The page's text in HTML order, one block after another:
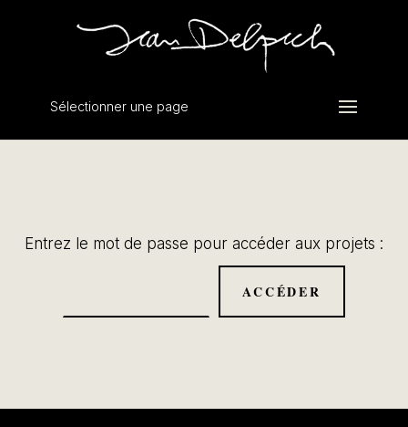
Sélectionner une page
Entrez le mot de passe pour accéder aux projets :